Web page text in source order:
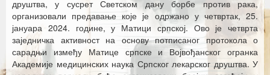
друштва, у сусрет Светском дану борбе против рака,
организовали предавање које је одржано у четвртак, 25.
јануара 2024. године, у Матици српској. Ово је четврта
заједничка активност на основу потписаног протокола о
сарадњи између Матице српске и Војвођанског огранка
Академије медицинских наука Српског лекарског друштва. У